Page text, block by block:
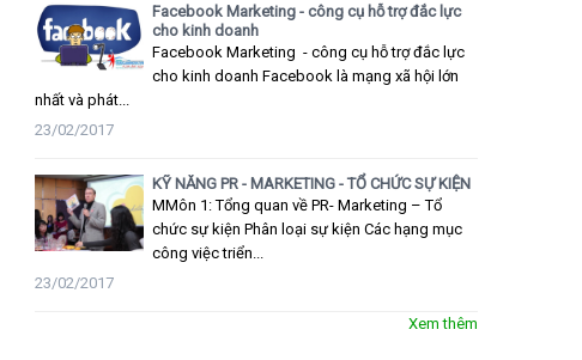
Facebook Marketing - công cụ hỗ trợ đắc lực
cho kinh doanh
Facebook Marketing - công cụ hỗ trợ đắc lực
cho kinh doanh Facebook là mạng xã hội lớn
nhất và phát...
23/02/2017
KỸ NĂNG PR - MARKETING - TỔ CHỨC SỰ KIỆN
MMôn 1: Tổng quan về PR- Marketing – Tổ
chức sự kiện Phân loại sự kiện Các hạng mục
công việc triển...
23/02/2017
Xem thêm